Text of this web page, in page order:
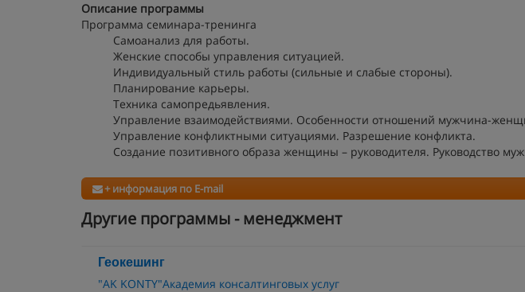
Описание программы
Программа семинара-тренинга
Самоанализ для работы.
Женские способы управления ситуацией.
Индивидуальный стиль работы (сильные и слабые стороны).
Планирование карьеры.
Техника самопредьявления.
Управление взаимодействиями. Особенности отношений мужчина-
Управление конфликтными ситуациями. Разрешение конфликта.
Создание позитивного образа женщины – руководителя. Руководство
+ информация по E-mail
Другие программы - менеджмент
Геокешинг
"AK KONTY"Академия консалтинговых услуг